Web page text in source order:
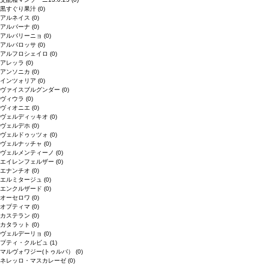
黒すぐり果汁 (0)
アルネイス (0)
アルバーナ (0)
アルバリーニョ (0)
アルバロッサ (0)
アルフロシェイロ (0)
アレッラ (0)
アンソニカ (0)
インツォリア (0)
ヴァイスブルグンダー (0)
ヴィウラ (0)
ヴィオニエ (0)
ヴェルディッキオ (0)
ヴェルデホ (0)
ヴェルドゥッツォ (0)
ヴェルナッチャ (0)
ヴェルメンティーノ (0)
エイレンフェルザー (0)
エナンチオ (0)
エルミタージュ (0)
エンクルザード (0)
オーセロワ (0)
オプティマ (0)
カステラン (0)
カタラット (0)
ヴェルデーリョ (0)
プティ・クルビュ (1)
マルヴォワジー(トゥルバ） (0)
ネレッロ・マスカレーゼ (0)